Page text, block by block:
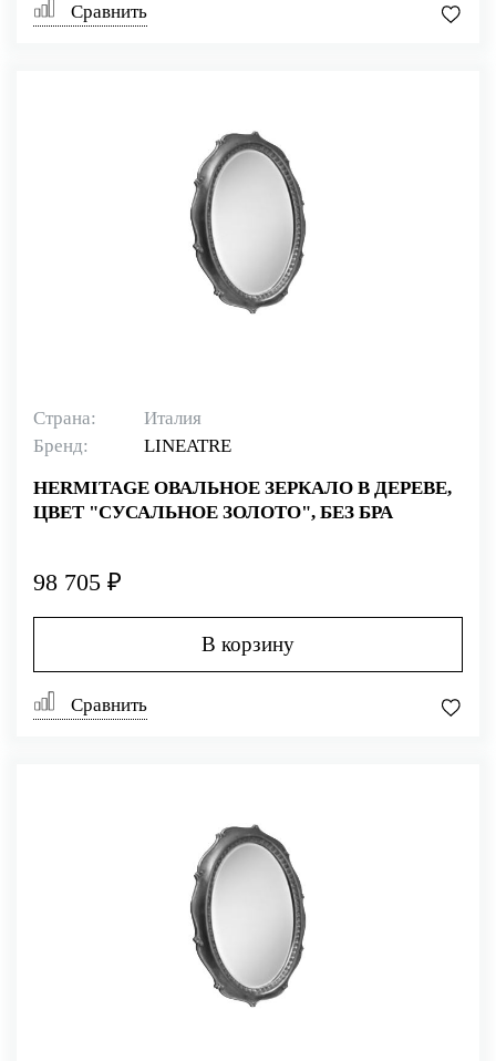
Сравнить
Страна:
Италия
Бренд:
LINEATRE
HERMITAGE ОВАЛЬНОЕ ЗЕРКАЛО В ДЕРЕВЕ,
ЦВЕТ "СУСАЛЬНОЕ ЗОЛОТО", БЕЗ БРА
98 705 ₽
В корзину
Сравнить